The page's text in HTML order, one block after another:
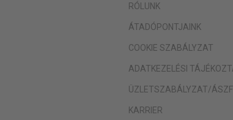
RÓLUNK
ÁTADÓPONTJAINK
COOKIE SZABÁLYZAT
ADATKEZELÉSI
ÜZLETSZABÁLYZAT/ÁSZF
KARRIER